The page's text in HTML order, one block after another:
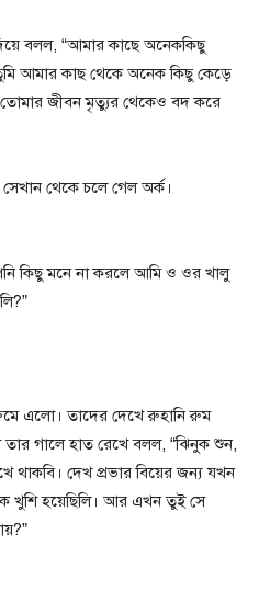
বলল, “আমার কাছে অনেককিছু
আমার কাছ থেকে অনেক কিছু কেড়ে
জীবন মৃত্যুর থেকেও বদ করে
সেখান থেকে চলে গেল অর্ক।
কিছু মনে না করলে আমি ও ওর খালু
এলো। তাদের দেখে রুহানি রুম
তার গালে হাত রেখে বলল, “ঝিনুক শুন,
দেখ প্রভার বিয়ের জন্য যখন
খুশি হয়েছিলি। আর এখন তুই সে